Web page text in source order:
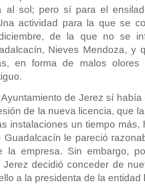
al sol; pero sí para el
actividad para la que se
de la que no se
Nieves Mendoza, y
en forma de malos
de Jerez sí
de la nueva licencia, que
instalaciones un tiempo más,
Guadalcacín le pareció
la empresa. Sin embargo,
Jerez decidió conceder de
a la presidenta de la entidad